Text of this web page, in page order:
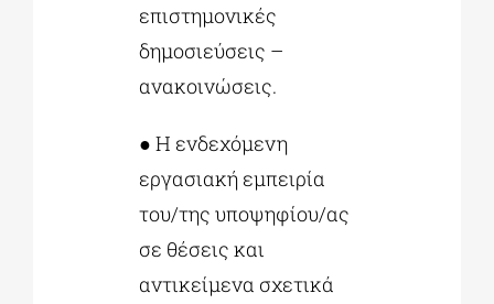
επιστημονικές
δημοσιεύσεις –
ανακοινώσεις.
● Η ενδεχόμενη
εργασιακή εμπειρία
του/της υποψηφίου/ας
σε θέσεις και
αντικείμενα σχετικά